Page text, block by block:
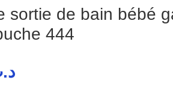
sortie de bain bébé
444